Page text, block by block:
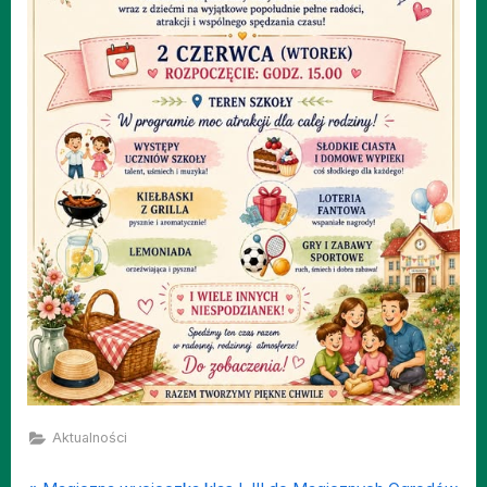
Aktualności